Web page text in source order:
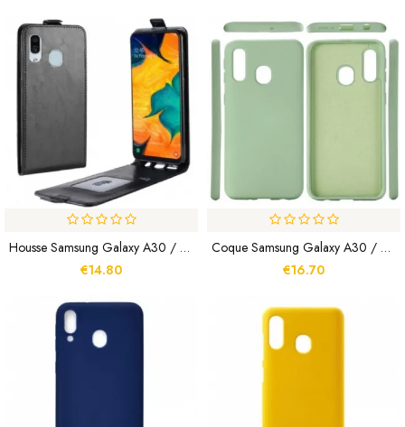
Housse Samsung Galaxy A30 / A20 Rabattable Effet Cuir
€14.80
Coque Samsung Galaxy A30 / A20 Conception Silicone Liquide
€16.70